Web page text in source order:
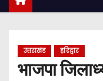
उत्तराखंड हरिद्वार
भाजपा